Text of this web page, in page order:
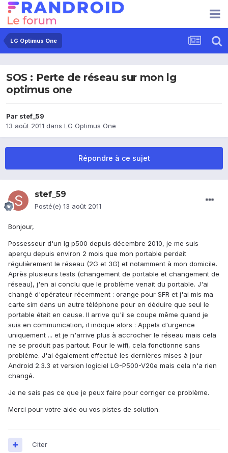
LG Optimus One
SOS : Perte de réseau sur mon lg
optimus one
Par stef_59
13 août 2011 dans LG Optimus One
Répondre à ce sujet
stef_59
Posté(e) 13 août 2011
Bonjour,
Possesseur d'un lg p500 depuis décembre 2010, je me suis
aperçu depuis environ 2 mois que mon portable perdait
régulièrement le réseau (2G et 3G) et notamment à mon domicile.
Après plusieurs tests (changement de portable et changement de
réseau), j'en ai conclu que le problème venait du portable. J'ai
changé d'opérateur récemment : orange pour SFR et j'ai mis ma
carte sim dans un autre téléphone pour en déduire que seul le
portable était en cause. Il arrive qu'il se coupe même quand je
suis en communication, il indique alors : Appels d'urgence
uniquement ... et je n'arrive plus à accrocher le réseau mais cela
ne se produit pas partout. Pour le wifi, cela fonctionne sans
problème. J'ai également effectué les dernières mises à jour
Android 2.3.3 et version logiciel LG-P500-V20e mais cela n'a rien
changé.
Je ne sais pas ce que je peux faire pour corriger ce problème.
Merci pour votre aide ou vos pistes de solution.
Citer